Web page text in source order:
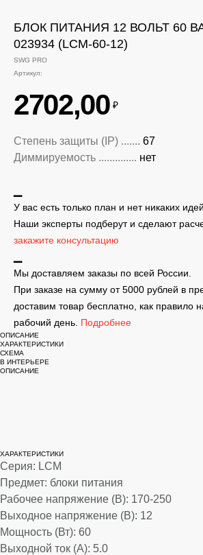
БЛОК ПИТАНИЯ 12 ВОЛЬТ 60
023934 (LCM-60-12)
SWG PRO
Артикул:
2702,00 ₽
Степень защиты (IP) ....... 67
Диммируемость .............. нет
У вас есть только план и нет никаких
Наши эксперты подберут и сделают
закажите консультацию
Мы доставляем заказы по всей России.
При заказе на сумму от 5000 рублей в
доставим товар бесплатно, как правило
рабочий день. Подробнее
ОПИСАНИЕ
ХАРАКТЕРИСТИКИ
СХЕМА
В ИНТЕРЬЕРЕ
ОПИСАНИЕ
ХАРАКТЕРИСТИКИ
Серия: LCM
Предмет: блоки питания
Рабочее напряжение (В): 170-250
Выходное напряжение (В): 12
Мощность (Вт): 60
Выходной ток (А): 5.0